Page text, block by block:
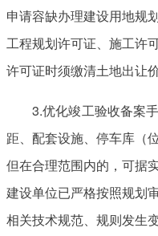
申请容缺办理建设用地规
工程规划许可证、施工许
许可证时须缴清土地出让
3.优化竣工验收备案
距、配套设施、停车库（
但在合理范围内的，可据
建设单位已严格按照规划
相关技术规范、规则发生